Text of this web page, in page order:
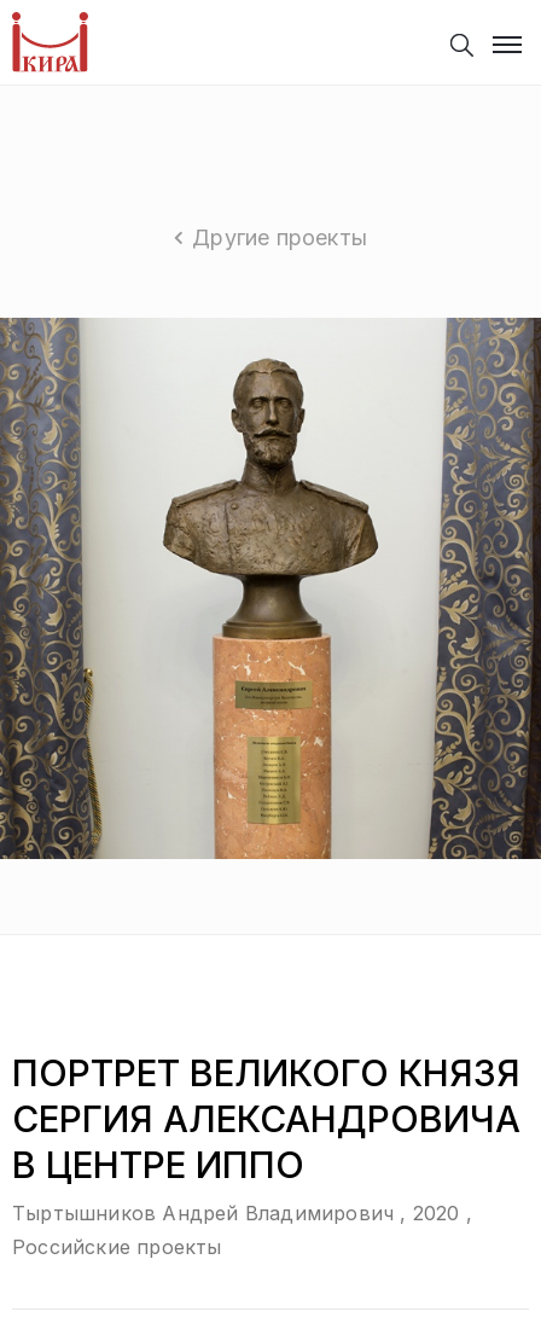
Другие проекты
ПОРТРЕТ ВЕЛИКОГО КНЯЗЯ
CЕРГИЯ АЛЕКСАНДРОВИЧА
В ЦЕНТРЕ ИППО
Тыртышников Андрей Владимирович , 2020 ,
Российские проекты